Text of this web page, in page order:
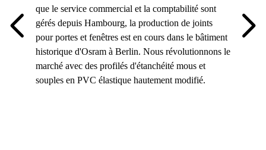
- et un
que le service commercial et la comptabilité sont
gérés depuis Hambourg, la production de joints
pour portes et fenêtres est en cours dans le bâtiment
historique d'Osram à Berlin. Nous révolutionnons le
marché avec des profilés d'étanchéité mous et
souples en PVC élastique hautement modifié.